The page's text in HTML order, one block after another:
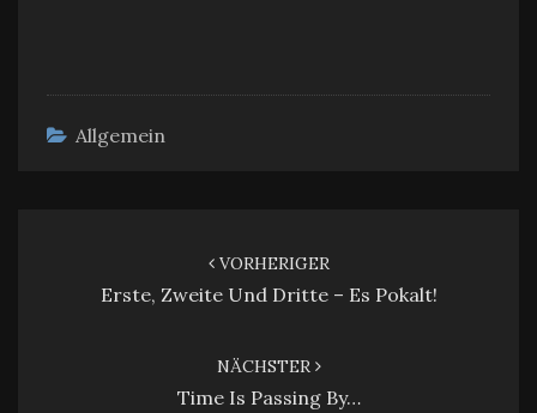
Allgemein
VORHERIGER
Erste, Zweite Und Dritte – Es Pokalt!
NÄCHSTER
Time Is Passing By…